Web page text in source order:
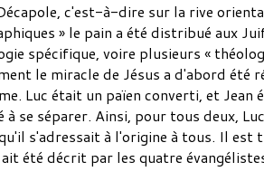
c'est-à-dire sur la rive
» le pain a été distribué aux
spécifique, voire plusieurs «
le miracle de Jésus a d'abord été
Luc était un païen converti, et Jean
se séparer. Ainsi, pour tous deux,
s'adressait à l'origine à tous. Il est
été décrit par les quatre